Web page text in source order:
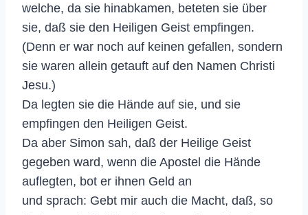
welche, da sie hinabkamen, beteten sie über
sie, daß sie den Heiligen Geist empfingen.
(Denn er war noch auf keinen gefallen, sondern
sie waren allein getauft auf den Namen Christi
Jesu.)
Da legten sie die Hände auf sie, und sie
empfingen den Heiligen Geist.
Da aber Simon sah, daß der Heilige Geist
gegeben ward, wenn die Apostel die Hände
auflegten, bot er ihnen Geld an
und sprach: Gebt mir auch die Macht, daß, so